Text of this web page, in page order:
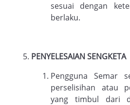
sesuai dengan
berlaku.
PENYELESAIAN SENGKETA
Pengguna Semar
perselisihan atau
yang timbul dari